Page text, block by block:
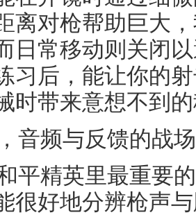
离对枪帮助巨大
日常移动则关闭
习后，能让你的
时带来意想不到
音频与反馈的战
平精英里最重要
很好地分辨枪声